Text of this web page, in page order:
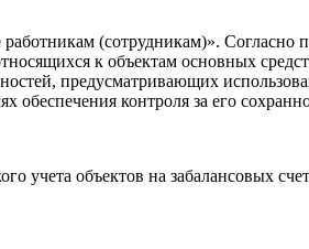
(сотрудникам)».
к объектам основных
предусматривающих
обеспечения контроля за его
учета объектов на